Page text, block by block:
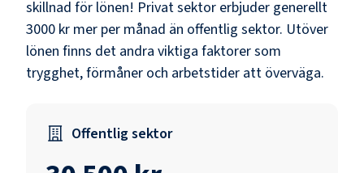
skillnad för lönen! Privat sektor erbjuder generellt
3000 kr mer per månad än offentlig sektor. Utöver
lönen finns det andra viktiga faktorer som
trygghet, förmåner och arbetstider att överväga.
Offentlig sektor